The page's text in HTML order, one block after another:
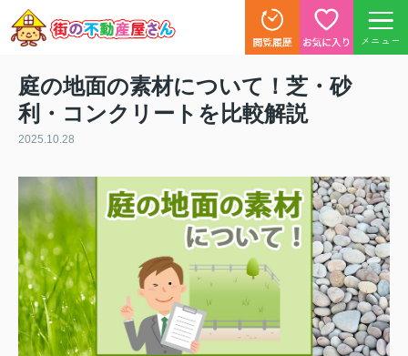
メニュー
庭の地面の素材について！芝・砂
利・コンクリートを比較解説
2025.10.28